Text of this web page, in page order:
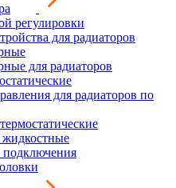
регулировки
для радиаторов
для радиаторов
для радиаторов по